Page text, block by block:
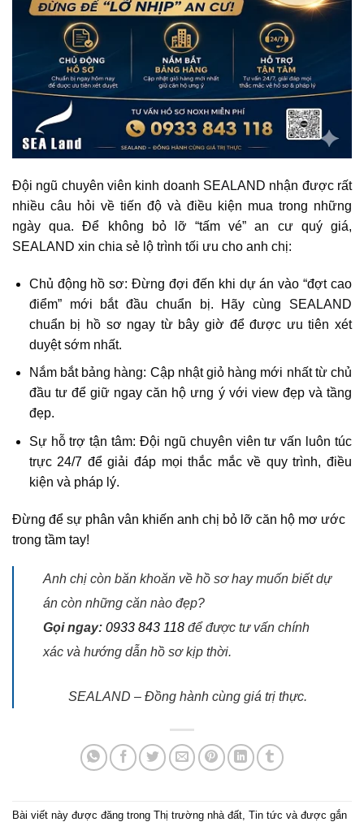
Đội ngũ chuyên viên kinh doanh SEALAND nhận được rất
nhiều câu hỏi về tiến độ và điều kiện mua trong những
ngày qua. Để không bỏ lỡ “tấm vé” an cư quý giá,
SEALAND xin chia sẻ lộ trình tối ưu cho anh chị:
Chủ động hồ sơ: Đừng đợi đến khi dự án vào “đợt cao
điểm” mới bắt đầu chuẩn bị. Hãy cùng SEALAND
chuẩn bị hồ sơ ngay từ bây giờ để được ưu tiên xét
duyệt sớm nhất.
Nắm bắt bảng hàng: Cập nhật giỏ hàng mới nhất từ chủ
đầu tư để giữ ngay căn hộ ưng ý với view đẹp và tầng
đẹp.
Sự hỗ trợ tận tâm: Đội ngũ chuyên viên tư vấn luôn túc
trực 24/7 để giải đáp mọi thắc mắc về quy trình, điều
kiện và pháp lý.
Đừng để sự phân vân khiến anh chị bỏ lỡ căn hộ mơ ước
trong tầm tay!
Anh chị còn băn khoăn về hồ sơ hay muốn biết dự
án còn những căn nào đẹp?
Gọi ngay: 0933 843 118 để được tư vấn chính
xác và hướng dẫn hồ sơ kịp thời.
SEALAND – Đồng hành cùng giá trị thực.
Bài viết này được đăng trong Thị trường nhà đất Tin tức và được gắn